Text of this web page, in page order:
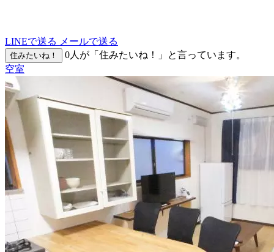
LINEで送る メールで送る
住みたいね！ 0人が「住みたいね！」と言っています。
空室